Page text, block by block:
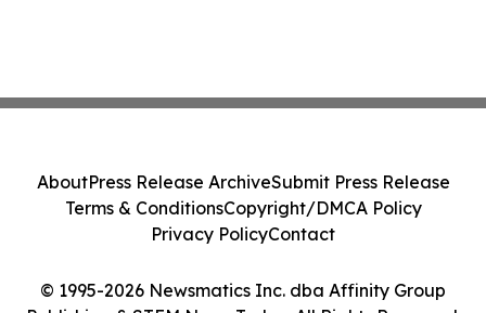
© 1995-2026 Newsmatics Inc. dba Affinity Group
AboutPress Release ArchiveSubmit Press Release
Terms & ConditionsCopyright/DMCA Policy
Privacy PolicyContact